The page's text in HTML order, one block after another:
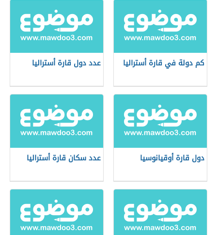
كم دولة في قارة أستراليا عدد دول قارة أستراليا
دول قارة أوقيانوسيا عدد سكان قارة أستراليا